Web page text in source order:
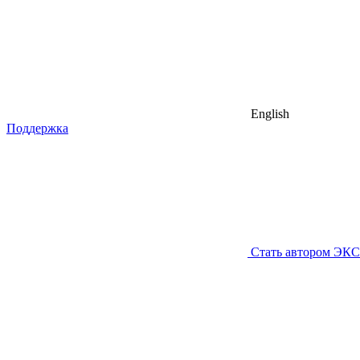
English
Поддержка
Стать автором